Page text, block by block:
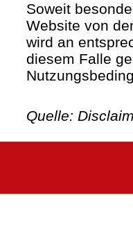
Soweit
Website von
wird an
diesem Falle
Quelle: